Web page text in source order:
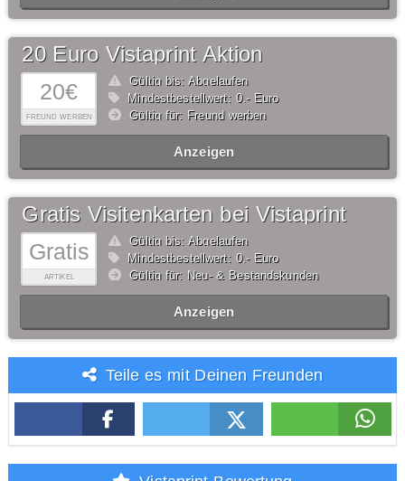
20€
FREUND WERBEN
20 Euro Vistaprint Aktion
Gültig bis: Abgelaufen
Mindestbestellwert: 0,- Euro
Gültig für: Freund werben
Anzeigen
Gratis
ARTIKEL
Gratis Visitenkarten bei Vistaprint
Gültig bis: Abgelaufen
Mindestbestellwert: 0,- Euro
Gültig für: Neu- & Bestandskunden
Anzeigen
Teile es mit Deinen Freunden